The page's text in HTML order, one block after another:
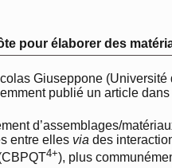
pour élaborer des
Giuseppone
publié un article
d’assemblages/
entre elles via des
4+), plus